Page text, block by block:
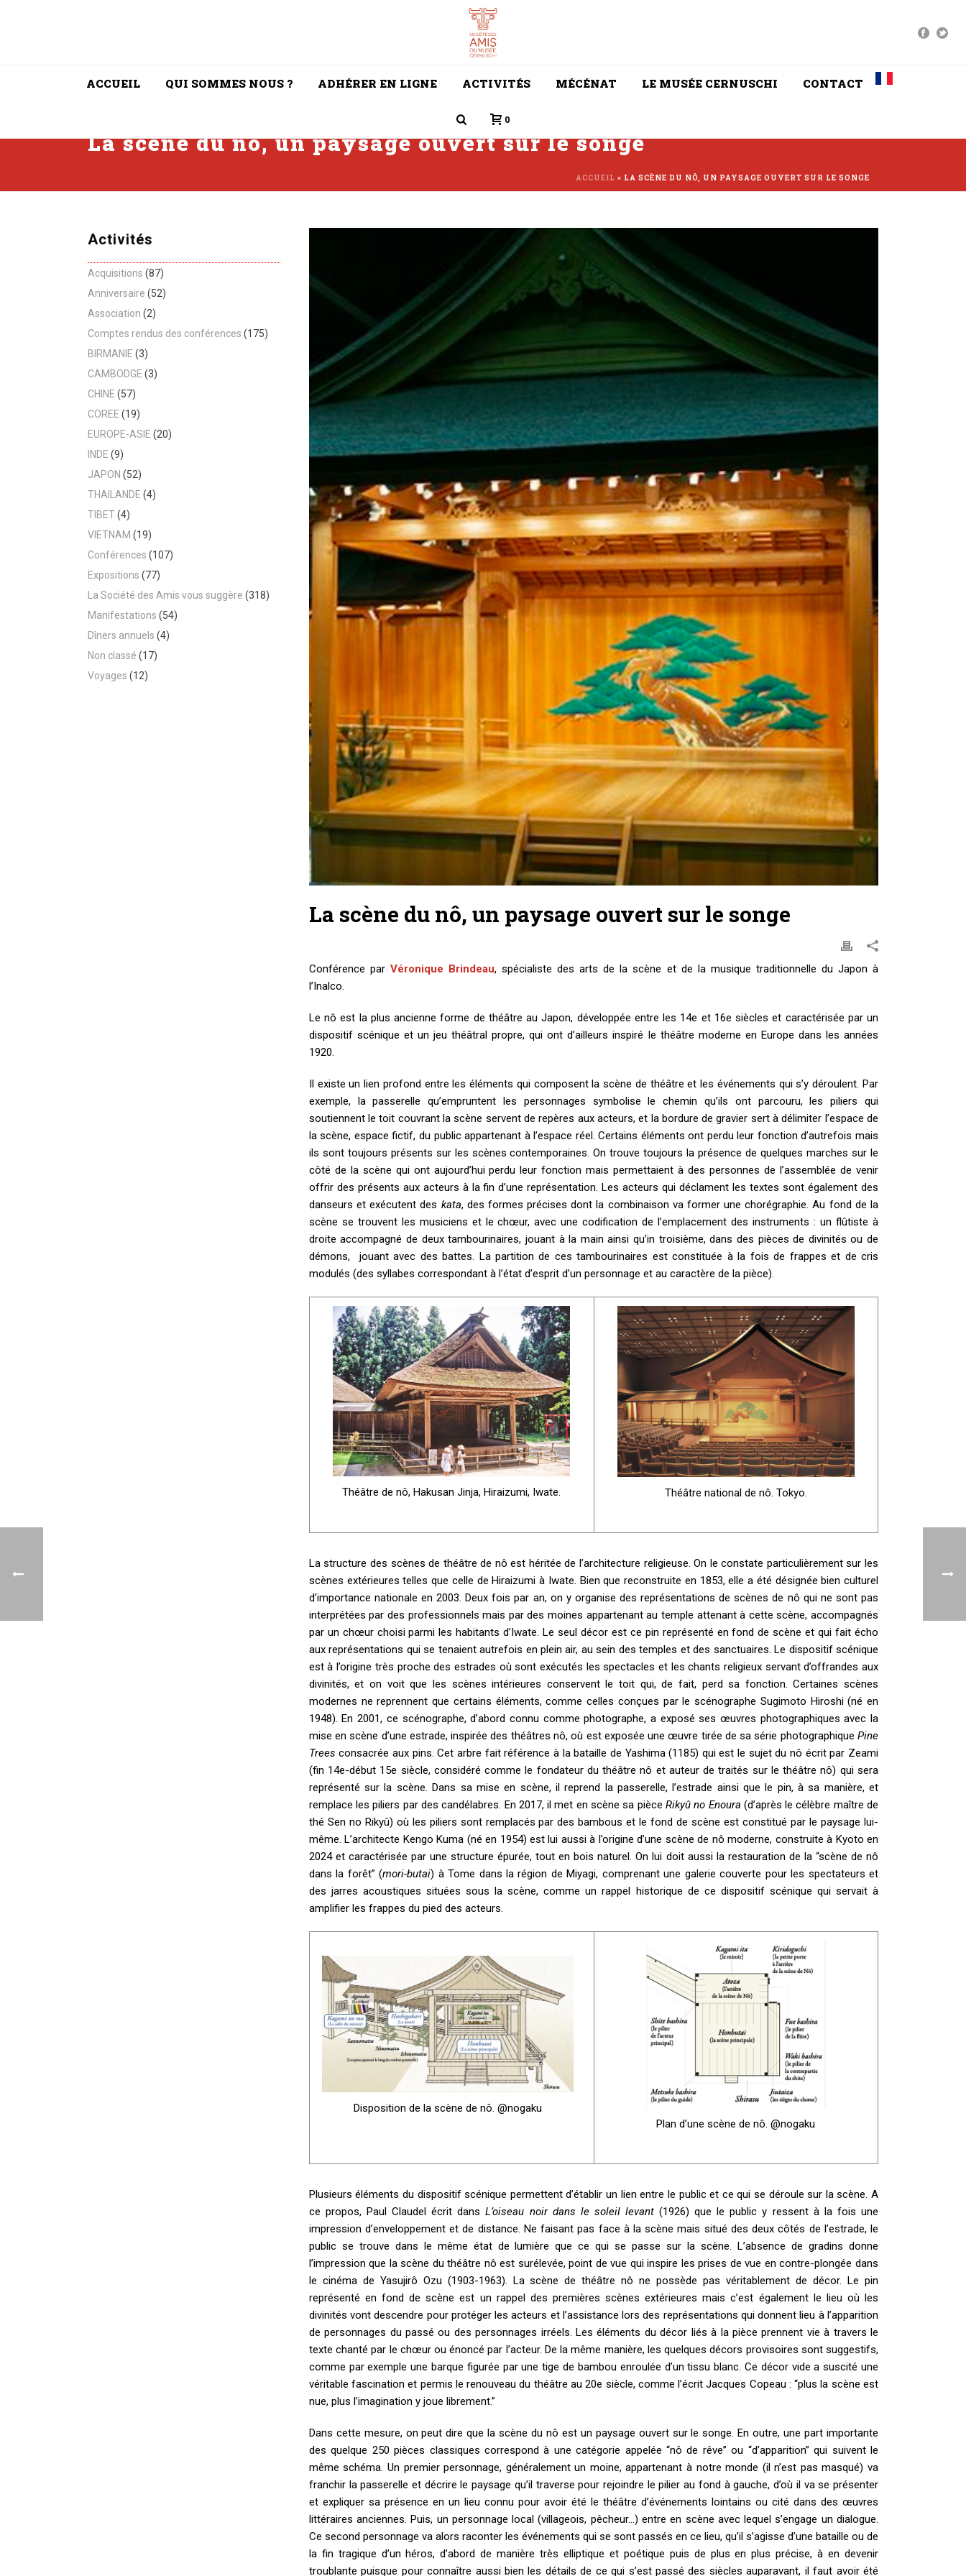
ACCUEIL QUI SOMMES NOUS ? ADHÉRER EN LIGNE ACTIVITÉS MÉCÉNAT LE MUSÉE CERNUSCHI CONTACT
0
La scène du nô, un paysage ouvert sur le songe
ACCUEIL » LA SCÈNE DU NÔ, UN PAYSAGE OUVERT SUR LE SONGE
La scène du nô, un paysage ouvert sur le songe
Conférence par Véronique Brindeau, spécialiste des arts de la scène et de la musique traditionnelle du Japon à
l’Inalco.
Le nô est la plus ancienne forme de théâtre au Japon, développée entre les 14e et 16e siècles et caractérisée par un
dispositif scénique et un jeu théâtral propre, qui ont d’ailleurs inspiré le théâtre moderne en Europe dans les années
1920.
Il existe un lien profond entre les éléments qui composent la scène de théâtre et les événements qui s’y déroulent. Par
exemple, la passerelle qu’empruntent les personnages symbolise le chemin qu’ils ont parcouru, les piliers qui
soutiennent le toit couvrant la scène servent de repères aux acteurs, et la bordure de gravier sert à délimiter l’espace de
la scène, espace fictif, du public appartenant à l’espace réel. Certains éléments ont perdu leur fonction d’autrefois mais
ils sont toujours présents sur les scènes contemporaines. On trouve toujours la présence de quelques marches sur le
côté de la scène qui ont aujourd’hui perdu leur fonction mais permettaient à des personnes de l’assemblée de venir
offrir des présents aux acteurs à la fin d’une représentation. Les acteurs qui déclament les textes sont également des
danseurs et exécutent des kata, des formes précises dont la combinaison va former une chorégraphie. Au fond de la
scène se trouvent les musiciens et le chœur, avec une codification de l’emplacement des instruments : un flûtiste à
droite accompagné de deux tambourinaires, jouant à la main ainsi qu’in troisième, dans des pièces de divinités ou de
démons, jouant avec des battes. La partition de ces tambourinaires est constituée à la fois de frappes et de cris
modulés (des syllabes correspondant à l’état d’esprit d’un personnage et au caractère de la pièce).
Théâtre de nô, Hakusan Jinja, Hiraizumi, Iwate. Théâtre national de nô. Tokyo.
La structure des scènes de théâtre de nô est héritée de l’architecture religieuse. On le constate particulièrement sur les
scènes extérieures telles que celle de Hiraizumi à Iwate. Bien que reconstruite en 1853, elle a été désignée bien culturel
d’importance nationale en 2003. Deux fois par an, on y organise des représentations de scènes de nô qui ne sont pas
interprétées par des professionnels mais par des moines appartenant au temple attenant à cette scène, accompagnés
par un chœur choisi parmi les habitants d’Iwate. Le seul décor est ce pin représenté en fond de scène et qui fait écho
aux représentations qui se tenaient autrefois en plein air, au sein des temples et des sanctuaires. Le dispositif scénique
est à l’origine très proche des estrades où sont exécutés les spectacles et les chants religieux servant d’offrandes aux
divinités, et on voit que les scènes intérieures conservent le toit qui, de fait, perd sa fonction. Certaines scènes
modernes ne reprennent que certains éléments, comme celles conçues par le scénographe Sugimoto Hiroshi (né en
1948). En 2001, ce scénographe, d’abord connu comme photographe, a exposé ses œuvres photographiques avec la
mise en scène d’une estrade, inspirée des théâtres nô, où est exposée une œuvre tirée de sa série photographique Pine
Trees consacrée aux pins. Cet arbre fait référence à la bataille de Yashima (1185) qui est le sujet du nô écrit par Zeami
(fin 14e-début 15e siècle, considéré comme le fondateur du théâtre nô et auteur de traités sur le théâtre nô) qui sera
représenté sur la scène. Dans sa mise en scène, il reprend la passerelle, l’estrade ainsi que le pin, à sa manière, et
remplace les piliers par des candélabres. En 2017, il met en scène sa pièce Rikyû no Enoura (d’après le célèbre maître de
thé Sen no Rikyû) où les piliers sont remplacés par des bambous et le fond de scène est constitué par le paysage lui-
même. L’architecte Kengo Kuma (né en 1954) est lui aussi à l’origine d’une scène de nô moderne, construite à Kyoto en
2024 et caractérisée par une structure épurée, tout en bois naturel. On lui doit aussi la restauration de la “scène de nô
dans la forêt” (mori-butai) à Tome dans la région de Miyagi, comprenant une galerie couverte pour les spectateurs et
des jarres acoustiques situées sous la scène, comme un rappel historique de ce dispositif scénique qui servait à
amplifier les frappes du pied des acteurs.
Disposition de la scène de nô. @nogaku
Plan d’une scène de nô. @nogaku
Plusieurs éléments du dispositif scénique permettent d’établir un lien entre le public et ce qui se déroule sur la scène. A
ce propos, Paul Claudel écrit dansL’oiseau noir dans le soleil levant(1926) que le public y ressent à la fois une
impression d’enveloppement et de distance. Ne faisant pas face à la scène mais situé des deux côtés de l’estrade, le
public se trouve dans le même état de lumière que ce qui se passe sur la scène. L’absence de gradins donne
l’impression que la scène du théâtre nô est surélevée, point de vue qui inspire les prises de vue en contre-plongée dans
le cinéma de Yasujirô Ozu (1903-1963). La scène de théâtre nô ne possède pas véritablement de décor. Le pin
représenté en fond de scène est un rappel des premières scènes extérieures mais c’est également le lieu où les
divinités vont descendre pour protéger les acteurs et l’assistance lors des représentations qui donnent lieu à l’apparition
de personnages du passé ou des personnages irréels. Les éléments du décor liés à la pièce prennent vie à travers le
texte chanté par le chœur ou énoncé par l’acteur. De la même manière, les quelques décors provisoires sont suggestifs,
comme par exemple une barque figurée par une tige de bambou enroulée d’un tissu blanc. Ce décor vide a suscité une
véritable fascination et permis le renouveau du théâtre au 20e siècle, comme l’écrit Jacques Copeau : “plus la scène est
nue, plus l’imagination y joue librement.”
Dans cette mesure, on peut dire que la scène du nô est un paysage ouvert sur le songe. En outre, une part importante
des quelque 250 pièces classiques correspond à une catégorie appelée “nô de rêve” ou “d’apparition” qui suivent le
même schéma. Un premier personnage, généralement un moine, appartenant à notre monde (il n’est pas masqué) va
franchir la passerelle et décrire le paysage qu’il traverse pour rejoindre le pilier au fond à gauche, d’où il va se présenter
et expliquer sa présence en un lieu connu pour avoir été le théâtre d’événements lointains ou cité dans des œuvres
littéraires anciennes. Puis, un personnage local (villageois, pêcheur…) entre en scène avec lequel s’engage un dialogue.
Ce second personnage va alors raconter les événements qui se sont passés en ce lieu, qu’il s’agisse d’une bataille ou de
la fin tragique d’un héros, d’abord de manière très elliptique et poétique puis de plus en plus précise, à en devenir
troublante puisque pour connaître aussi bien les détails de ce qui s’est passé des siècles auparavant, il faut avoir été
Activités
Acquisitions (87)
Anniversaire (52)
Association (2)
Comptes rendus des conférences (175)
BIRMANIE (3)
CAMBODGE (3)
CHINE (57)
COREE (19)
EUROPE-ASIE (20)
INDE (9)
JAPON (52)
THAILANDE (4)
TIBET(4)
VIETNAM (19)
Conférences (107)
Expositions (77)
La Société des Amis vous suggère (318)
Manifestations (54)
Dîners annuels (4)
Non classé (17)
Voyages (12)